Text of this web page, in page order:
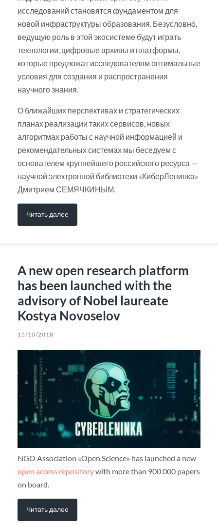
исследований становятся фундаментом для
новой инфраструктуры образования. Безусловно,
ведущую роль в этой экосистеме будут играть
технологии, цифровые архивы и платформы,
которые предложат исследователям оптимальные
условия для создания и распространения
научного знания.
О ближайших перспективах и стратегических
планах реализации таких сервисов, новых
алгоритмах работы с научной информацией и
рекомендательных системах мы беседуем с
основателем крупнейшего российского ресурса —
научной электронной библиотеки «КиберЛенинка»
Дмитрием СЕМЯЧКИНЫМ.
Читать далее
A new open research platform
has been launched with the
advisory of Nobel laureate
Kostya Novoselov
15/10/2018
NGO Association «Open Science» has launched a new
open access repositorywith more than 900 000 papers
on board.
Читать далее